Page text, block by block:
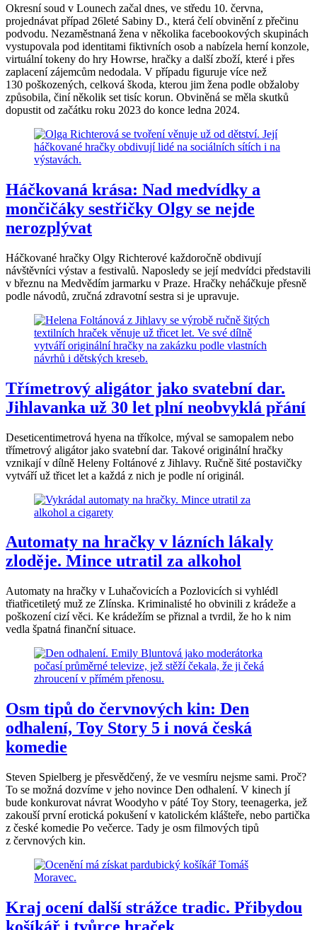
Okresní soud v Lounech začal dnes, ve středu 10. června,
projednávat případ 26leté Sabiny D., která čelí obvinění z přečinu
podvodu. Nezaměstnaná žena v několika facebookových skupinách
vystupovala pod identitami fiktivních osob a nabízela herní konzole,
virtuální tokeny do hry Howrse, hračky a další zboží, které i přes
zaplacení zájemcům nedodala. V případu figuruje více než
130 poškozených, celková škoda, kterou jim žena podle obžaloby
způsobila, činí několik set tisíc korun. Obviněná se měla skutků
dopustit od začátku roku 2023 do konce ledna 2024.
Háčkovaná krása: Nad medvídky a
mončičáky sestřičky Olgy se nejde
nerozplývat
Háčkované hračky Olgy Richterové každoročně obdivují
návštěvníci výstav a festivalů. Naposledy se její medvídci představili
v březnu na Medvědím jarmarku v Praze. Hračky neháčkuje přesně
podle návodů, zručná zdravotní sestra si je upravuje.
Třímetrový aligátor jako svatební dar.
Jihlavanka už 30 let plní neobvyklá přání
Deseticentimetrová hyena na tříkolce, mýval se samopalem nebo
třímetrový aligátor jako svatební dar. Takové originální hračky
vznikají v dílně Heleny Foltánové z Jihlavy. Ručně šité postavičky
vytváří už třicet let a každá z nich je podle ní originál.
Automaty na hračky v lázních lákaly
zloděje. Mince utratil za alkohol
Automaty na hračky v Luhačovicích a Pozlovicích si vyhlédl
třiatřicetiletý muž ze Zlínska. Kriminalisté ho obvinili z krádeže a
poškození cizí věci. Ke krádežím se přiznal a tvrdil, že ho k nim
vedla špatná finanční situace.
Osm tipů do červnových kin: Den
odhalení, Toy Story 5 i nová česká
komedie
Steven Spielberg je přesvědčený, že ve vesmíru nejsme sami. Proč?
To se možná dozvíme v jeho novince Den odhalení. V kinech jí
bude konkurovat návrat Woodyho v páté Toy Story, teenagerka, jež
zakouší první erotická pokušení v katolickém klášteře, nebo partička
z české komedie Po večerce. Tady je osm filmových tipů
z červnových kin.
Kraj ocení další strážce tradic. Přibydou